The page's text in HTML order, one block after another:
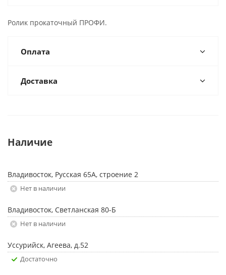
Ролик прокаточный ПРОФИ.
Оплата
Доставка
Наличие
Владивосток, Русская 65А, строение 2
Нет в наличии
Владивосток, Светланская 80-Б
Нет в наличии
Уссурийск, Агеева, д.52
Достаточно